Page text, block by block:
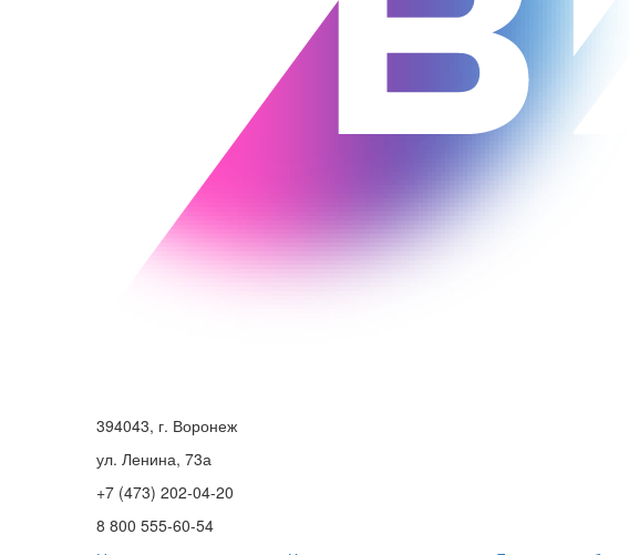
394043, г. Воронеж
ул. Ленина, 73а
+7 (473) 202-04-20
8 800 555-60-54